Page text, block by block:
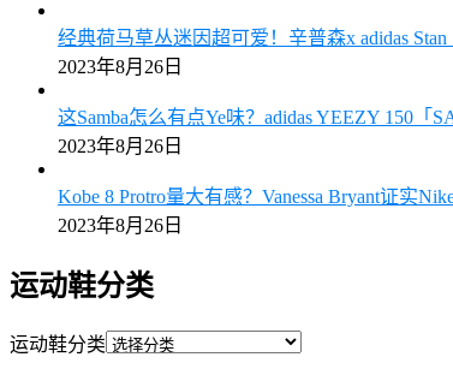
经典荷马草丛迷因超可爱！辛普森x adidas
2023年8月26日
这Samba怎么有点Ye味？adidas YEEZY 150「
2023年8月26日
Kobe 8 Protro量大有感？Vanessa Bryant证实
2023年8月26日
运动鞋分类
运动鞋分类